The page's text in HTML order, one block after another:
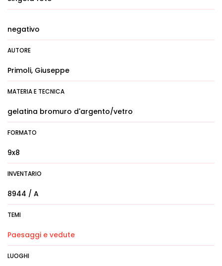
negativo
AUTORE
Primoli, Giuseppe
MATERIA E TECNICA
gelatina bromuro d'argento/vetro
FORMATO
9x8
INVENTARIO
8944 / A
TEMI
Paesaggi e vedute
LUOGHI